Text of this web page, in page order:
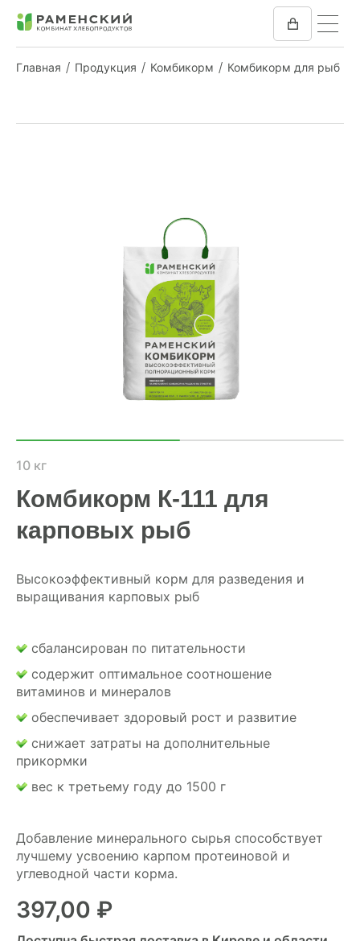
Главная Продукция Комбикорм Комбикорм для рыб
10 кг
Комбикорм К-111 для
карповых рыб
Высокоэффективный корм для разведения и
выращивания карповых рыб
сбалансирован по питательности
содержит оптимальное соотношение
витаминов и минералов
обеспечивает здоровый рост и развитие
снижает затраты на дополнительные
прикормки
вес к третьему году до 1500 г
Добавление минерального сырья способствует
лучшему усвоению карпом протеиновой и
углеводной части корма.
397,00 ₽
ПРАЙС
ГДЕ КУПИТЬ
КОНТАКТЫ
8 (804) 700-18-14
ПРАЙС-ЛИСТ